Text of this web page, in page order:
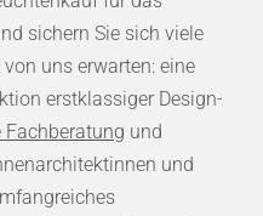
sichern Sie sich viele
uns erwarten: eine
erstklassiger Design-
und
und